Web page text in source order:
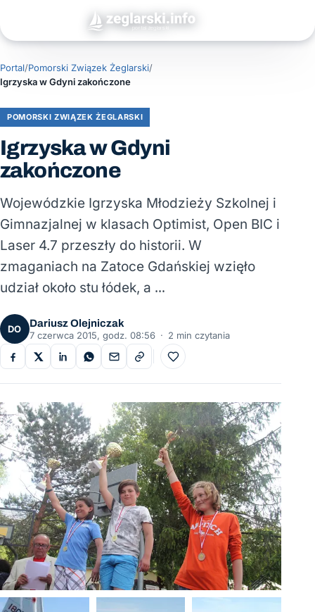
Portal/Pomorski Związek Żeglarski/
Igrzyska w Gdyni zakończone
POMORSKI ZWIĄZEK ŻEGLARSKI
Igrzyska w Gdyni
zakończone
Wojewódzkie Igrzyska Młodzieży Szkolnej i
Gimnazjalnej w klasach Optimist, Open BIC i
Laser 4.7 przeszły do historii. W
zmaganiach na Zatoce Gdańskiej wzięło
udział około stu łódek, a …
DO
Dariusz Olejniczak
7 czerwca 2015, godz. 08:56 · 2 min czytania
Do ulubionych